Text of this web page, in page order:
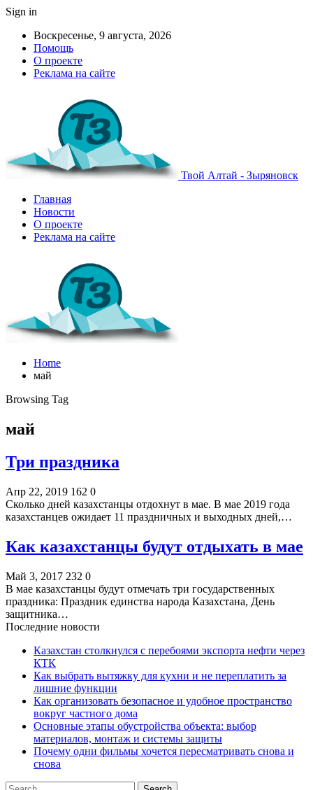
Sign in
Воскресенье, 9 августа, 2026
Помощь
О проекте
Реклама на сайте
Твой Алтай - Зыряновск
Главная
Новости
О проекте
Реклама на сайте
Home
май
Browsing Tag
май
Три праздника
Апр 22, 2019 162 0
Сколько дней казахстанцы отдохнут в мае. В мае 2019 года
казахстанцев ожидает 11 праздничных и выходных дней,…
Как казахстанцы будут отдыхать в мае
Май 3, 2017 232 0
В мае казахстанцы будут отмечать три государственных
праздника: Праздник единства народа Казахстана, День
защитника…
Последние новости
Казахстан столкнулся с перебоями экспорта нефти через
КТК
Как выбрать вытяжку для кухни и не переплатить за
лишние функции
Как организовать безопасное и удобное пространство
вокруг частного дома
Основные этапы обустройства объекта: выбор
материалов, монтаж и системы защиты
Почему одни фильмы хочется пересматривать снова и
снова